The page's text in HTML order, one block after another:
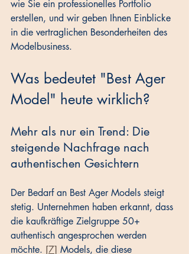
wie Sie ein professionelles Portfolio
erstellen, und wir geben Ihnen Einblicke
in die vertraglichen Besonderheiten des
Modelbusiness.
Was bedeutet "Best Ager
Model" heute wirklich?
Mehr als nur ein Trend: Die
steigende Nachfrage nach
authentischen Gesichtern
Der Bedarf an Best Ager Models steigt
stetig. Unternehmen haben erkannt, dass
die kaufkräftige Zielgruppe 50+
authentisch angesprochen werden
möchte. [7] Models, die diese